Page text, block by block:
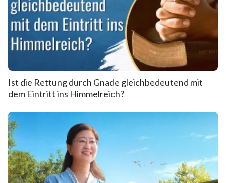
Ist die Rettung durch Gnade gleichbedeutend mit
dem Eintritt ins Himmelreich?